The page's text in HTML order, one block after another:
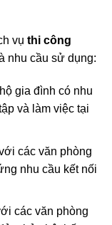
vụ thi công
nhu cầu sử dụng:
gia đình có nhu
và làm việc tại
các văn phòng
nhu cầu kết nối
các văn phòng